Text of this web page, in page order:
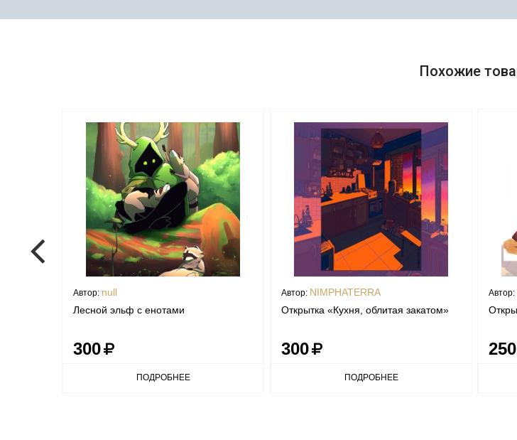
Похожие
Автор: null
Лесной эльф с енотами
300
ПОДРОБНЕЕ
Автор: NIMPHATERRA
Открытка «Кухня, облитая закатом»
300
ПОДРОБНЕЕ
Автор: